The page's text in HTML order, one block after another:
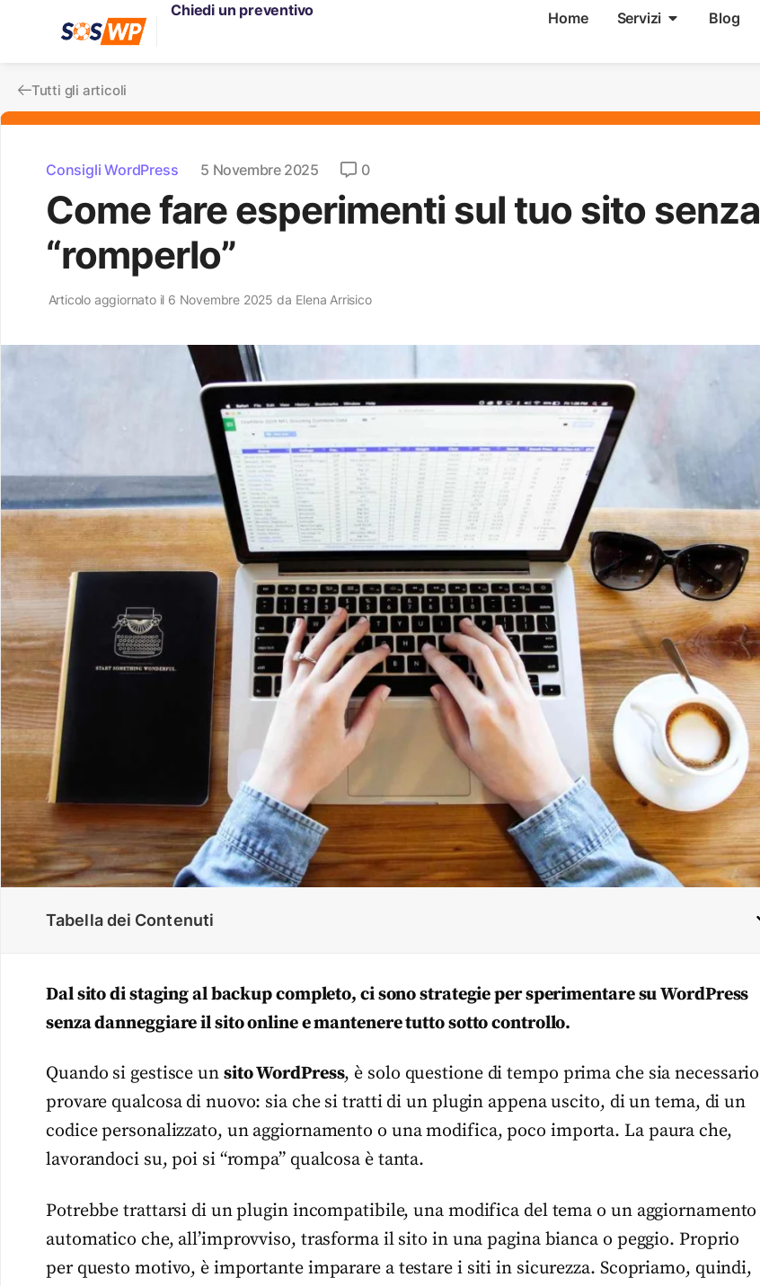
Home Servizi Blog
Chiedi un preventivo
Tutti gli articoli
Consigli WordPress 5 Novembre 2025 0
Come fare esperimenti sul tuo sito senza
“romperlo”
Articolo aggiornato il 6 Novembre 2025 da Elena Arrisico
Tabella dei Contenuti
Dal sito di staging al backup completo, ci sono strategie per sperimentare su WordPress
senza danneggiare il sito online e mantenere tutto sotto controllo.
Quando si gestisce un sito WordPress, è solo questione di tempo prima che sia necessario
provare qualcosa di nuovo: sia che si tratti di un plugin appena uscito, di un tema, di un
codice personalizzato, un aggiornamento o una modifica, poco importa. La paura che,
lavorandoci su, poi si “rompa” qualcosa è tanta.
Potrebbe trattarsi di un plugin incompatibile, una modifica del tema o un aggiornamento
automatico che, all’improvviso, trasforma il sito in una pagina bianca o peggio. Proprio
per questo motivo, è importante imparare a testare i siti in sicurezza. Scopriamo, quindi,